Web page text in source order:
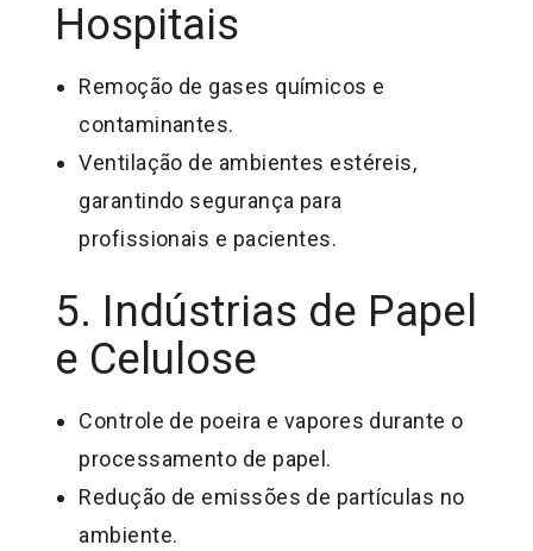
Hospitais
Remoção de gases químicos e
contaminantes.
Ventilação de ambientes estéreis,
garantindo segurança para
profissionais e pacientes.
5. Indústrias de Papel
e Celulose
Controle de poeira e vapores durante o
processamento de papel.
Redução de emissões de partículas no
ambiente.